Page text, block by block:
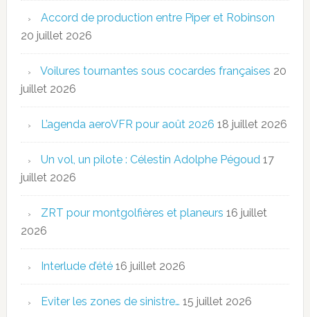
Accord de production entre Piper et Robinson
20 juillet 2026
Voilures tournantes sous cocardes françaises 20
juillet 2026
L’agenda aeroVFR pour août 2026 18 juillet 2026
Un vol, un pilote : Célestin Adolphe Pégoud 17
juillet 2026
ZRT pour montgolfières et planeurs 16 juillet
2026
Interlude d’été 16 juillet 2026
Eviter les zones de sinistre… 15 juillet 2026